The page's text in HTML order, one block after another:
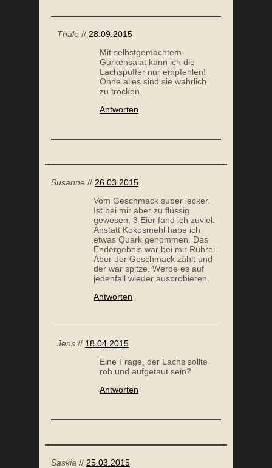
Thale // 28.09.2015
Mit selbstgemachtem
Gurkensalat kann ich die
Lachspuffer nur empfehlen!
Ohne alles sind sie wahrlich
zu trocken.
Antworten
Susanne // 26.03.2015
Vom Geschmack super lecker.
Ist bei mir aber zu flüssig
gewesen. 3 Eier fand ich zuviel.
Anstatt Kokosmehl habe ich
etwas Quark genommen. Das
Endergebnis war bei mir Rührei.
Aber der Geschmack zählt und
der war spitze. Werde es auf
jedenfall wieder ausprobieren.
Antworten
Jens // 18.04.2015
Eine Frage, der Lachs sollte
roh und aufgetaut sein?
Antworten
Saskia // 25.03.2015